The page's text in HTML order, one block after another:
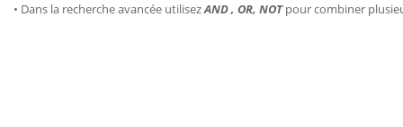
• Dans la recherche avancée utilisezAND , OR, NOTpour combiner